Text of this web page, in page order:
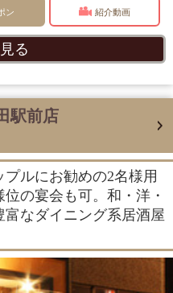
ン 紹介動画
る
駅前店
ルにお勧めの2名様用
の宴会も可。和・洋・
なダイニング系居酒屋